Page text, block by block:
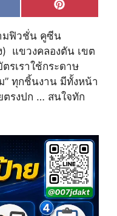
Share
on
P
i
e
e
s
t
มฟิวชั่น คูซีน
แขวงคลองตัน เขต
รเราใช้กระดาษ
ทุกชิ้นงาน มีทั้งหน้า
รงปก … สนใจทัก